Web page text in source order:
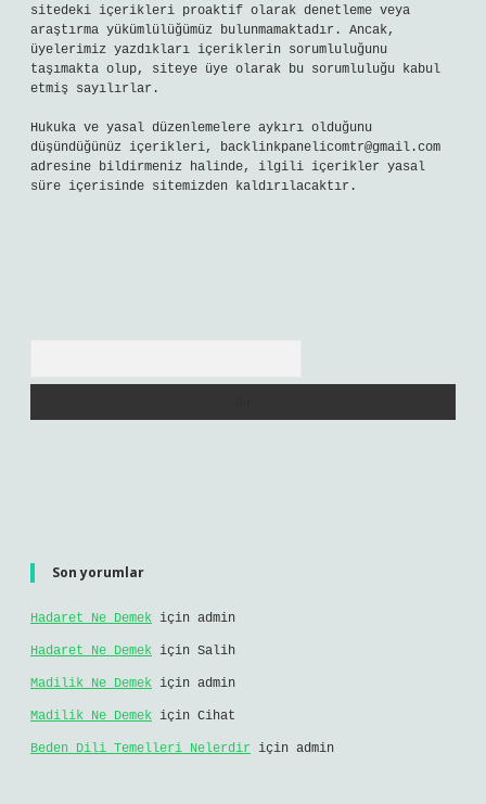
sitedeki içerikleri proaktif olarak denetleme veya
araştırma yükümlülüğümüz bulunmamaktadır. Ancak,
üyelerimiz yazdıkları içeriklerin sorumluluğunu
taşımakta olup, siteye üye olarak bu sorumluluğu kabul
etmiş sayılırlar.
Hukuka ve yasal düzenlemelere aykırı olduğunu
düşündüğünüz içerikleri, backlinkpanelicomtr@gmail.com
adresine bildirmeniz halinde, ilgili içerikler yasal
süre içerisinde sitemizden kaldırılacaktır.
Son yorumlar
Hadaret Ne Demek için admin
Hadaret Ne Demek için Salih
Madilik Ne Demek için admin
Madilik Ne Demek için Cihat
Beden Dili Temelleri Nelerdir için admin